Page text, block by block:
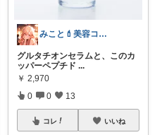
みこと💄美容コスメ＆丁寧な暮らし
グルタチオンセラムと、このカ
ッパーペプチド ...
￥ 2,970
0 0 13
コレ いいね